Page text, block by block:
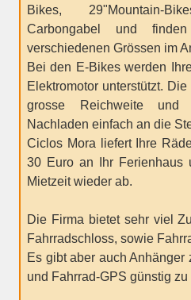
Bikes, 29"Mountain-
Carbongabel und
verschiedenen Grössen im
Bei den E-Bikes werden
Elektromotor unterstützt.
grosse Reichweite und
Nachladen einfach an die
Ciclos Mora liefert Ihre
30 Euro an Ihr
Mietzeit wieder ab.
Die Firma bietet sehr viel
Fahrradschloss, sowie
Es gibt aber auch Anhänger
und Fahrrad-GPS günstig zu